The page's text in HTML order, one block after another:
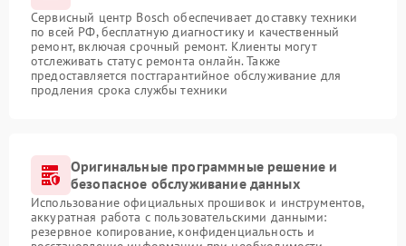
Сервисный центр Bosch обеспечивает доставку техники
по всей РФ, бесплатную диагностику и качественный
ремонт, включая срочный ремонт. Клиенты могут
отслеживать статус ремонта онлайн. Также
предоставляется постгарантийное обслуживание для
продления срока службы техники
Оригинальные программные решение и
безопасное обслуживание данных
Использование официальных прошивок и инструментов,
аккуратная работа с пользовательскими данными:
резервное копирование, конфиденциальность и